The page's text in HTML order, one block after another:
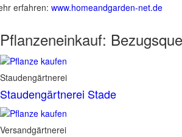
erfahren: www.homeandgarden-net.de
Pflanzeneinkauf:
Staudengärtnerei
Staudengärtnerei Stade
Versandgärtnerei